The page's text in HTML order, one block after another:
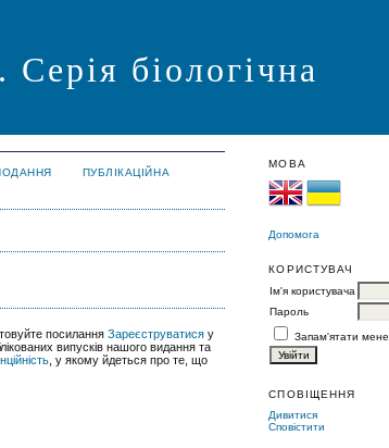
біологічна
МОВА
Допомога
КОРИСТУВАЧ
Ім'я користувача
Пароль
Запам'ятати мене
СПОВІЩЕННЯ
Дивитися
Сповістити
ПУБЛІКАЦІЙНА
посиланняЗареєструватися у
випусків нашого видання та
, у якому йдеться про те, що